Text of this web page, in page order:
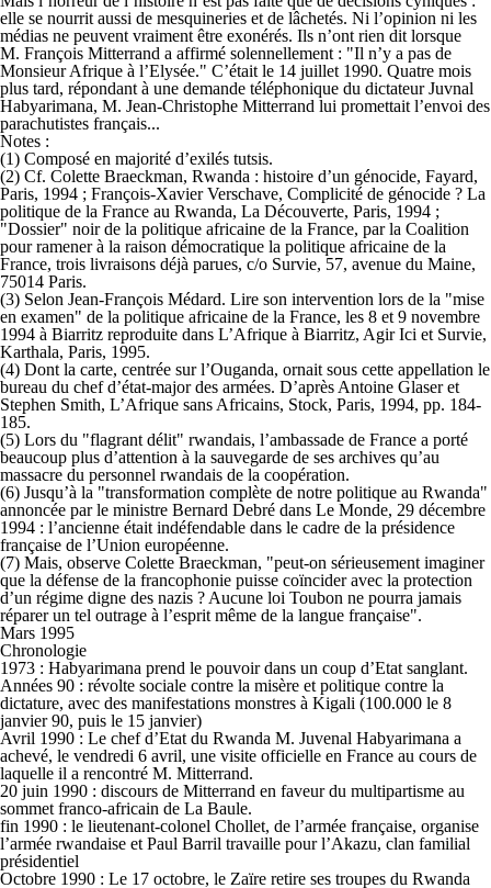
elle se nourrit aussi de mesquineries et de lâchetés. Ni l’opinion ni les
médias ne peuvent vraiment être exonérés. Ils n’ont rien dit lorsque
M. François Mitterrand a affirmé solennellement : "Il n’y a pas de
Monsieur Afrique à l’Elysée." C’était le 14 juillet 1990. Quatre mois
plus tard, répondant à une demande téléphonique du dictateur Juvnal
Habyarimana, M. Jean-Christophe Mitterrand lui promettait l’envoi des
parachutistes français...
Notes :
(1) Composé en majorité d’exilés tutsis.
(2) Cf. Colette Braeckman, Rwanda : histoire d’un génocide, Fayard,
Paris, 1994 ; François-Xavier Verschave, Complicité de génocide ? La
politique de la France au Rwanda, La Découverte, Paris, 1994 ;
"Dossier" noir de la politique africaine de la France, par la Coalition
pour ramener à la raison démocratique la politique africaine de la
France, trois livraisons déjà parues, c/o Survie, 57, avenue du Maine,
75014 Paris.
(3) Selon Jean-François Médard. Lire son intervention lors de la "mise
en examen" de la politique africaine de la France, les 8 et 9 novembre
1994 à Biarritz reproduite dans L’Afrique à Biarritz, Agir Ici et Survie,
Karthala, Paris, 1995.
(4) Dont la carte, centrée sur l’Ouganda, ornait sous cette appellation le
bureau du chef d’état-major des armées. D’après Antoine Glaser et
Stephen Smith, L’Afrique sans Africains, Stock, Paris, 1994, pp. 184-
185.
(5) Lors du "flagrant délit" rwandais, l’ambassade de France a porté
beaucoup plus d’attention à la sauvegarde de ses archives qu’au
massacre du personnel rwandais de la coopération.
(6) Jusqu’à la "transformation complète de notre politique au Rwanda"
annoncée par le ministre Bernard Debré dans Le Monde, 29 décembre
1994 : l’ancienne était indéfendable dans le cadre de la présidence
française de l’Union européenne.
(7) Mais, observe Colette Braeckman, "peut-on sérieusement imaginer
que la défense de la francophonie puisse coïncider avec la protection
d’un régime digne des nazis ? Aucune loi Toubon ne pourra jamais
réparer un tel outrage à l’esprit même de la langue française".
Mars 1995
Chronologie
1973 : Habyarimana prend le pouvoir dans un coup d’Etat sanglant.
Années 90 : révolte sociale contre la misère et politique contre la
dictature, avec des manifestations monstres à Kigali (100.000 le 8
janvier 90, puis le 15 janvier)
Avril 1990 : Le chef d’Etat du Rwanda M. Juvenal Habyarimana a
achevé, le vendredi 6 avril, une visite officielle en France au cours de
laquelle il a rencontré M. Mitterrand.
20 juin 1990 : discours de Mitterrand en faveur du multipartisme au
sommet franco-africain de La Baule.
fin 1990 : le lieutenant-colonel Chollet, de l’armée française, organise
l’armée rwandaise et Paul Barril travaille pour l’Akazu, clan familial
présidentiel
Octobre 1990 : Le 17 octobre, le Zaïre retire ses troupes du Rwanda